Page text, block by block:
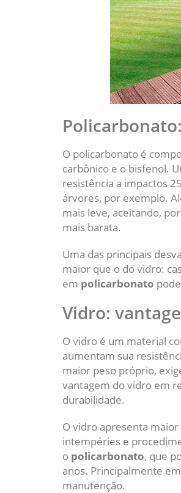
O policarbonato é
carbônico e o bisfenol.
resistência a impactos
árvores, por exemplo.
mais leve, aceitando,
mais barata.
Uma das principais
maior que o do vidro:
em policarbonato
Vidro:
O vidro é um material
aumentam sua
maior peso próprio,
vantagem do vidro em
durabilidade.
O vidro apresenta
intempéries e
o policarbonato, que
anos. Principalmente
manutenção.